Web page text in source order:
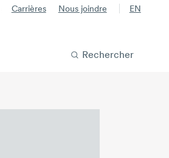
Carrières Nous joindre EN
Rechercher